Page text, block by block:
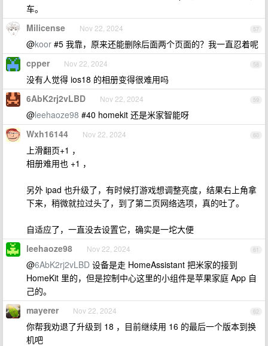
车。
57
Milicense Nov 22, 2024
@koor #5 我靠，原来还能删除后面两个页面的？我一直忍着呢
58
cpper Nov 22, 2024
没有人觉得 ios18 的相册变得很难用吗
59
6AbK2rj2vLBD Nov 22, 2024
@leehaoze98 #40 homekit 还是米家智能呀
60
Wxh16144 Nov 22, 2024
上滑翻页+1 ，
相册难用也 +1 ，
另外 ipad 也升级了，有时候打游戏想调整亮度，结果右上角拿
下来，稍微就拉过头了，到了第二页网络选项，真的吐了。
自适应了，一直没去设置它，确实是一坨大便
61
leehaoze98 Nov 22, 2024
@6AbK2rj2vLBD 设备是走 HomeAssistant 把米家的接到
HomeKit 里的，但是控制中心这里的小组件是苹果家庭 App 自
己的。
62
mayerer Nov 22, 2024
你帮我劝退了升级到 18 ，目前继续用 16 的最后一个版本到换
机吧